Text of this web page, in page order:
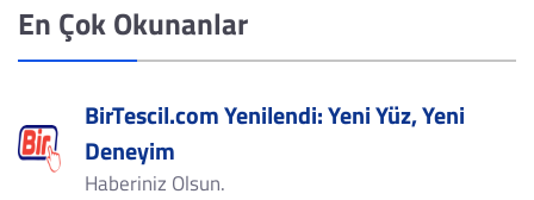
En Çok Okunanlar
BirTescil.com Yenilendi: Yeni Yüz, Yeni
Deneyim
Haberiniz Olsun.